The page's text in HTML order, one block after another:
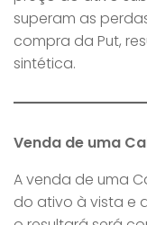
superam as
compra da Put,
sintética.
Venda de uma
A venda de uma
do ativo à vista e